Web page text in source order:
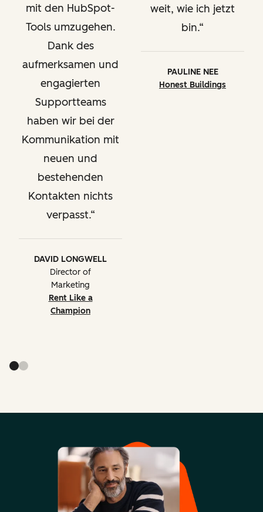
mit den HubSpot-
Tools umzugehen.
Dank des
aufmerksamen und
engagierten
Supportteams
haben wir bei der
Kommunikation mit
neuen und
bestehenden
Kontakten nichts
verpasst.
DAVID LONGWELL
Director of
Marketing
Rent Like a
Champion
weit, wie ich jetzt
bin.
PAULINE NEE
Honest Buildings